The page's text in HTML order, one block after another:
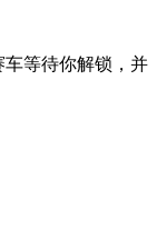
等待你解锁，并